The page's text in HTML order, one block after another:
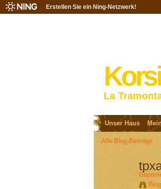
Erstellen Sie ein Ning-Netzwerk!
La
Unser Haus
Alle Blog-Beiträge